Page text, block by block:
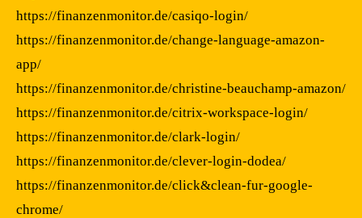
https://finanzenmonitor.de/casiqo-login/
https://finanzenmonitor.de/change-language-amazon-
app/
https://finanzenmonitor.de/christine-beauchamp-amazon/
https://finanzenmonitor.de/citrix-workspace-login/
https://finanzenmonitor.de/clark-login/
https://finanzenmonitor.de/clever-login-dodea/
https://finanzenmonitor.de/click&clean-fur-google-
chrome/